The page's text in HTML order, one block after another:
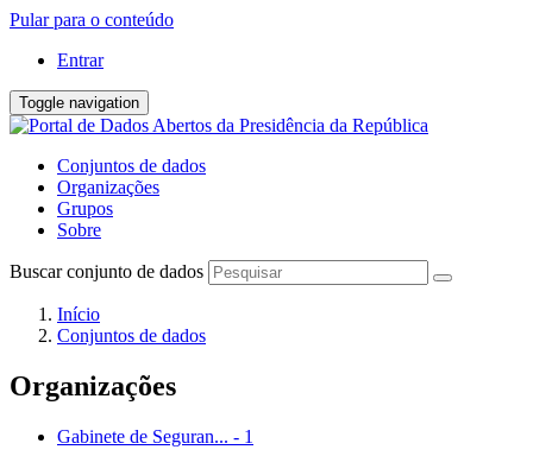
Pular para o conteúdo
Entrar
Toggle navigation
Conjuntos de dados
Organizações
Grupos
Sobre
Buscar conjunto de dados
Início
Conjuntos de dados
Organizações
Gabinete de Seguran... - 1